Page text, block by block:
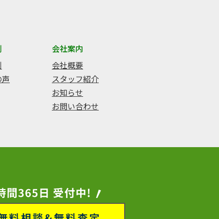
会社案内
会社概要
スタッフ紹介
お知らせ
お問い合わせ